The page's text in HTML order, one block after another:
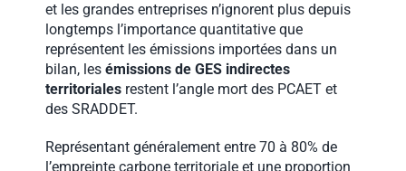
et les grandes entreprises n’ignorent plus depuis
longtemps l’importance quantitative que
représentent les émissions importées dans un
bilan, les émissions de GES indirectes
territorialesrestent l’angle mort des PCAET et
des SRADDET.
Représentant généralement entre 70 à 80% de
l’empreinte carbone territoriale et une proportion